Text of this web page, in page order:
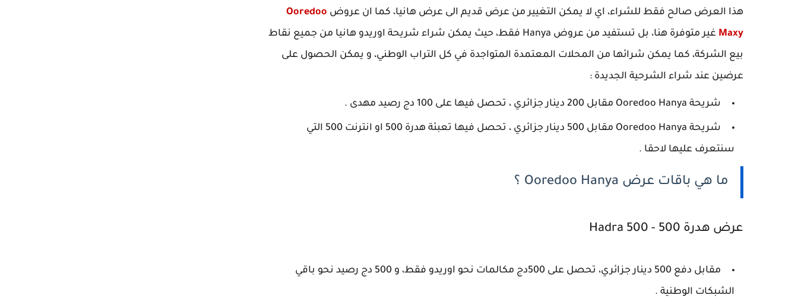
هذا العرض صالح فقط للشراء، اي لا يمكن التغيير من عرض قديم الى عرض هانيا، كما ان عروض Ooredoo
Maxy
غير متوفرة هنا، بل تستفيد من عروض Hanya فقط، حيث يمكن شراء شريحة اوريدو هانيا من جميع نقاط
بيع الشركة، كما يمكن شرائها من المحلات المعتمدة المتواجدة في كل التراب الوطني، و يمكن الحصول على
عرضين عند شراء الشرحية الجديدة :
شريحة Ooredoo Hanya مقابل 200 دينار جزائري ، تحصل فيها على 100 دج رصيد مهدى .
شريحة Ooredoo Hanya مقابل 500 دينار جزائري ، تحصل فيها تعبئة هدرة 500 او انترنت 500 التي
سنتعرف عليها لاحقا .
ما هي باقات عرض Ooredoo Hanya ؟
عرض هدرة 500 - Hadra 500
مقابل دفع 500 دينار جزائري، تحصل على 500دج مكالمات نحو اوريدو فقط، و 500 دج رصيد نحو باقي
الشبكات الوطنية .